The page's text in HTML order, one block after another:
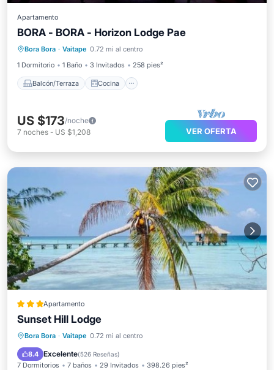
Apartamento
BORA - BORA - Horizon Lodge Pae
Bora Bora · Vaitape 0.72 mi al centro
1 Dormitorio
1 Baño 3 Invitados 258 pies²
Balcón/Terraza Cocina
Balcón/Terraza
Cocina
Aire acondicionado
US $173/noche
7 noches - US $1,208 VER OFERTA
Apartamento
Sunset Hill Lodge
Bora Bora · Vaitape 0.72 mi al centro
8.4 Excelente(526 Reseñas)
7 Dormitorios 7 baños 29 Invitados 398.26 pies²
Frente al mar
Estación de carga para vehículos eléctricos
Aparcamiento